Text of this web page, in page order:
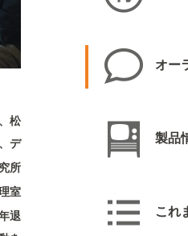
オー
製品
これ
松
デ
所
室
退